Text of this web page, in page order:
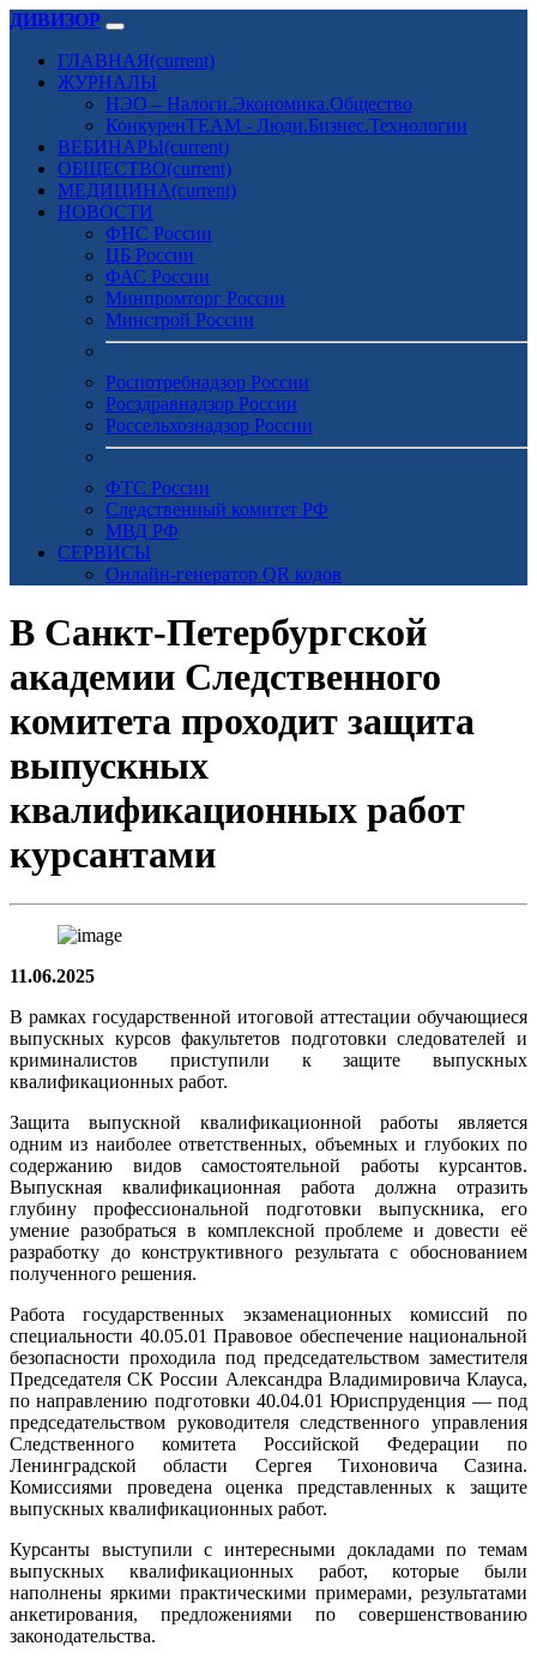
ДИВИЗОР
ГЛАВНАЯ(current)
ЖУРНАЛЫ
НЭО – Налоги.Экономика.Общество
КонкуренTEAM - Люди.Бизнес.Технологии
ВЕБИНАРЫ(current)
ОБЩЕСТВО(current)
МЕДИЦИНА(current)
НОВОСТИ
ФНС России
ЦБ России
ФАС России
Минпромторг России
Минстрой России
Роспотребнадзор России
Росздравнадзор России
Россельхознадзор России
ФТС России
Следственный комитет РФ
МВД РФ
СЕРВИСЫ
Онлайн-генератор QR кодов
В Санкт-Петербургской
академии Следственного
комитета проходит защита
выпускных
квалификационных работ
курсантами
11.06.2025
В рамках государственной итоговой аттестации обучающиеся
выпускных курсов факультетов подготовки следователей и
криминалистов приступили к защите выпускных
квалификационных работ.
Защита выпускной квалификационной работы является
одним из наиболее ответственных, объемных и глубоких по
содержанию видов самостоятельной работы курсантов.
Выпускная квалификационная работа должна отразить
глубину профессиональной подготовки выпускника, его
умение разобраться в комплексной проблеме и довести её
разработку до конструктивного результата с обоснованием
полученного решения.
Работа государственных экзаменационных комиссий по
специальности 40.05.01 Правовое обеспечение национальной
безопасности проходила под председательством заместителя
Председателя СК России Александра Владимировича Клауса,
по направлению подготовки 40.04.01 Юриспруденция — под
председательством руководителя следственного управления
Следственного комитета Российской Федерации по
Ленинградской области Сергея Тихоновича Сазина.
Комиссиями проведена оценка представленных к защите
выпускных квалификационных работ.
Курсанты выступили с интересными докладами по темам
выпускных квалификационных работ, которые были
наполнены яркими практическими примерами, результатами
анкетирования, предложениями по совершенствованию
законодательства.